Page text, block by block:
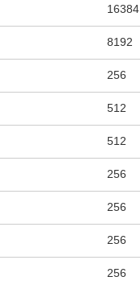
16384
8192
256
512
512
256
256
256
256